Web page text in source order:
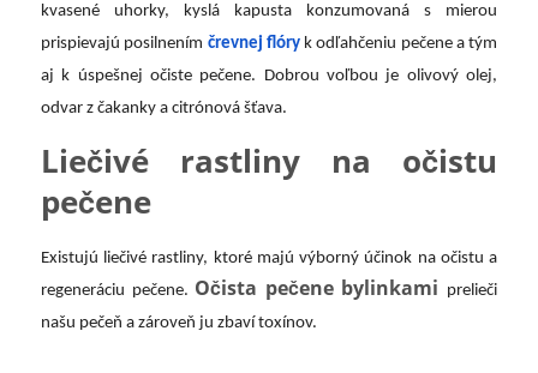
kvasené uhorky, kyslá kapusta konzumovaná s mierou
prispievajú posilnením črevnej flóryk odľahčeniu pečene a tým
aj k úspešnej očiste pečene. Dobrou voľbou je olivový olej,
odvar z čakanky a citrónová šťava.
Liečivé rastliny na očistu
pečene
Existujú liečivé rastliny, ktoré majú výborný účinok na očistu a
regeneráciu pečene. Očista pečene bylinkami prelieči
našu pečeň a zároveň ju zbaví toxínov.